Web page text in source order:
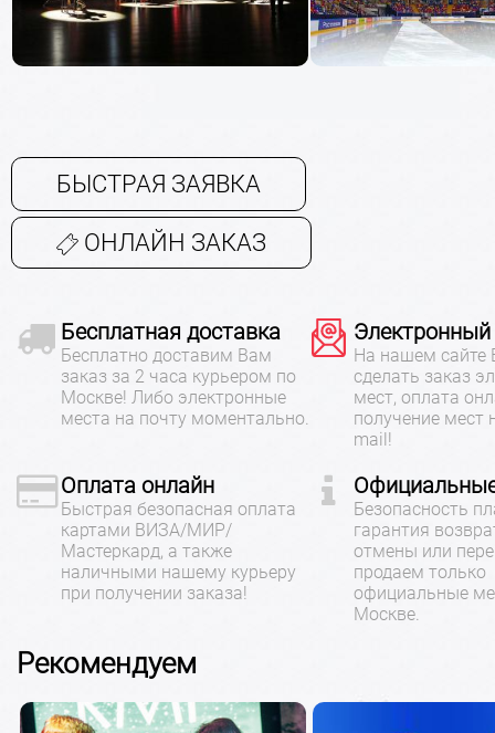
БЫСТРАЯ ЗАЯВКА
ОНЛАЙН ЗАКАЗ
Бесплатная доставка
Бесплатно доставим Вам
заказ за 2 часа курьером по
Москве! Либо электронные
места на почту моментально.
Электронный
На нашем сайте
сделать заказ
мест, оплата
получение мест
mail!
Оплата онлайн
Быстрая безопасная оплата
картами ВИЗА/МИР/
Мастеркард, а также
наличными нашему курьеру
при получении заказа!
Безопасность
гарантия
отмены или
продаем только
официальные
Москве.
Рекомендуем